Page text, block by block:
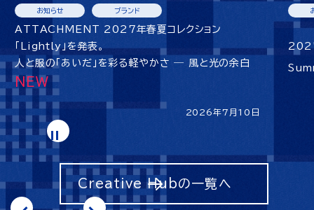
2026年7月10日
お知らせ ブランド
ATTACHMENT 2027年春夏コレクション
「Lightly」を発表。
人と服の「あいだ」を彩る軽やかさ ― 風と光の余白
Creative Hubの一覧へ